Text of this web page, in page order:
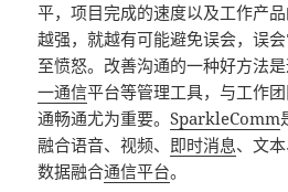
平，项目完成的速度以及工作产
越强，就越有可能避免误会，误
至愤怒。改善沟通的一种好方法
一通信平台等管理工具，与工作
通畅通尤为重要。SparkleComm
融合语音、视频、 即时消息、文
数据融合通信平台。